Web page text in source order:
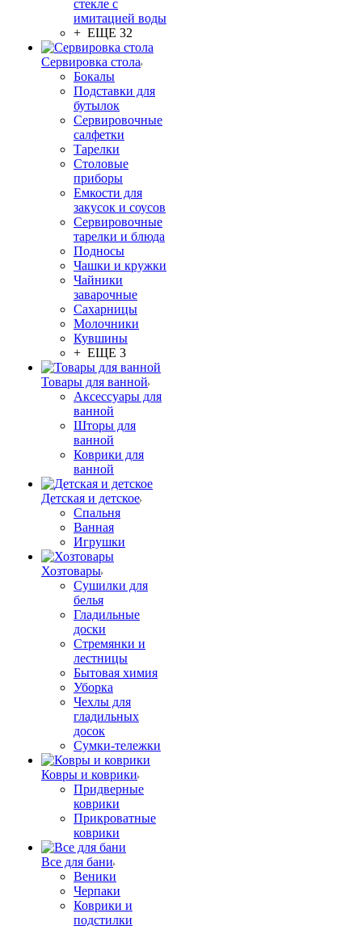
стекле с
имитацией воды
+ ЕЩЕ 32
Сервировка стола
Бокалы
Подставки для
бутылок
Сервировочные
салфетки
Тарелки
Столовые
приборы
Емкости для
закусок и соусов
Сервировочные
тарелки и блюда
Подносы
Чашки и кружки
Чайники
заварочные
Сахарницы
Молочники
Кувшины
+ ЕЩЕ 3
Товары для ванной
Аксессуары для
ванной
Шторы для
ванной
Коврики для
ванной
Детская и детское
Спальня
Ванная
Игрушки
Хозтовары
Сушилки для
белья
Гладильные
доски
Стремянки и
лестницы
Бытовая химия
Уборка
Чехлы для
гладильных
досок
Сумки-тележки
Ковры и коврики
Придверные
коврики
Прикроватные
коврики
Все для бани
Веники
Черпаки
Коврики и
подстилки